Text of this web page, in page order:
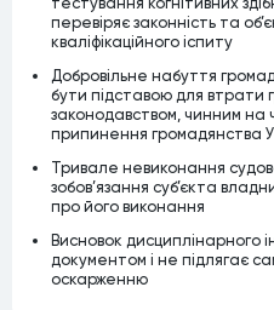
перевіряє законність та
кваліфікаційного іспиту
Добровільне набуття
бути підставою для втрати
законодавством, чинним на
припинення громадянства
Тривале невиконання
зобов’язання суб’єкта
про його виконання
Висновок дисциплінарного
документом і не підлягає
оскарженню